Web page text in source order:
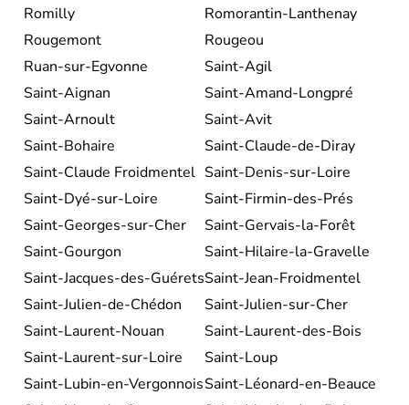
Romilly
Romorantin-Lanthenay
Rougemont
Rougeou
Ruan-sur-Egvonne
Saint-Agil
Saint-Aignan
Saint-Amand-Longpré
Saint-Arnoult
Saint-Avit
Saint-Bohaire
Saint-Claude-de-Diray
Saint-Claude Froidmentel Saint-Denis-sur-Loire
Saint-Dyé-sur-Loire
Saint-Firmin-des-Prés
Saint-Georges-sur-Cher
Saint-Gervais-la-Forêt
Saint-Gourgon
Saint-Hilaire-la-Gravelle
Saint-Jacques-des-GuéretsSaint-Jean-Froidmentel
Saint-Julien-de-Chédon
Saint-Julien-sur-Cher
Saint-Laurent-Nouan
Saint-Laurent-des-Bois
Saint-Laurent-sur-Loire
Saint-Loup
Saint-Lubin-en-VergonnoisSaint-Léonard-en-Beauce